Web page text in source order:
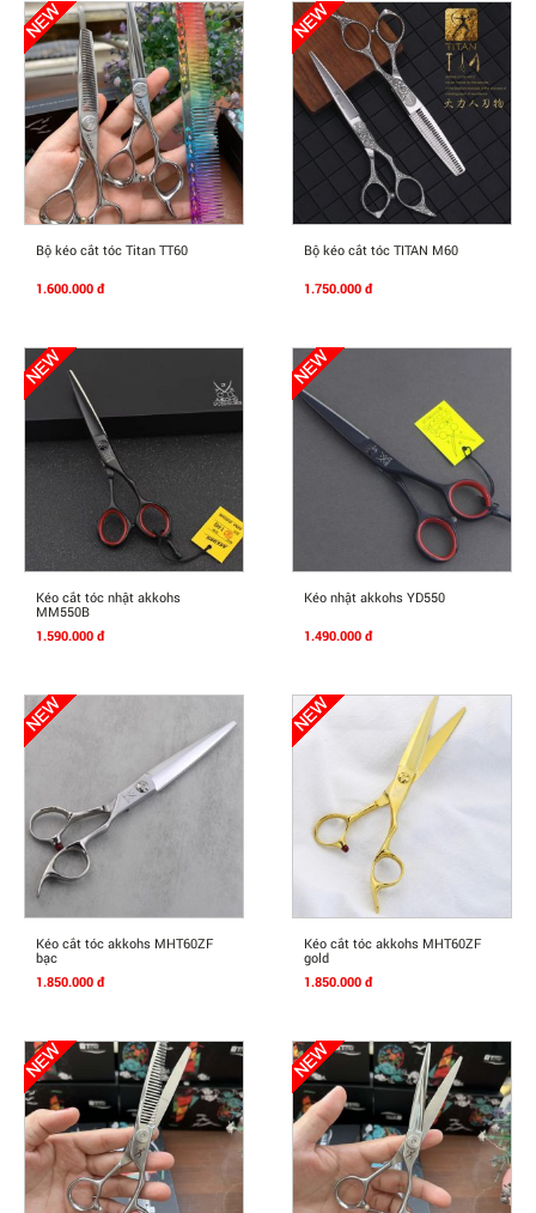
Mua Ngay
Bộ kéo cắt tóc Titan TT60
1.600.000 đ
Mua Ngay
Bộ kéo cắt tóc TITAN M60
1.750.000 đ
Mua Ngay
Kéo cắt tóc nhật akkohs
MM550B
1.590.000 đ
Mua Ngay
Kéo nhật akkohs YD550
1.490.000 đ
Mua Ngay
Kéo cắt tóc akkohs MHT60ZF
bạc
1.850.000 đ
Mua Ngay
Kéo cắt tóc akkohs MHT60ZF
gold
1.850.000 đ